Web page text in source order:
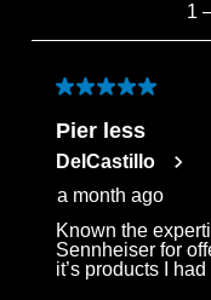
Reviews
1
5 out of 5 stars.
Pier less
DelCastillo
a month ago
Known the
Sennheiser for
it’s products I